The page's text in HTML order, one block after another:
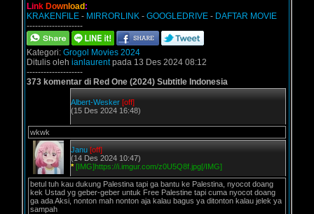
Link Down oad :
KRAKENFILE - MIRRORLINK - GOOGLEDRIVE - DAFTAR MOVIE
--------------------
Kategori: Grogol Movies 2024
Ditulis oleh ianlaurentpada 13 Des 2024 08:12
--------------------
373 komentar di Red One (2024) Subtitle Indonesia
Albert-Wesker [off]
(15 Des 2024 16:48)
wkwk
Janu [off]
(14 Des 2024 10:47)
* [IMG]https://i.imgur.com/z0U5Q8f.jpg[/IMG]
betul tuh kau dukung Palestina tapi ga bantu ke Palestina, nyocot doang
kek Ustad yg geber-geber untuk Free Palestine tapi cuma nyocot doang
ga ada Aksi, nonton mah nonton aja kalau bagus ya ditonton kalau jelek ya
sampah